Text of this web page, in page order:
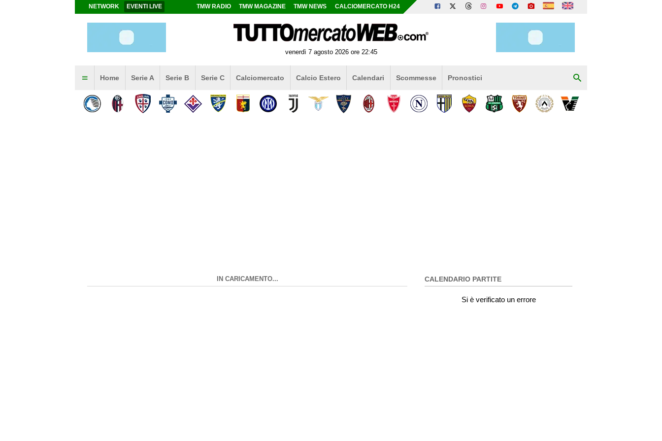
NETWORK EVENTI LIVE TMW RADIO TMW MAGAZINE TMW NEWS CALCIOMERCATO H24
venerdì 7 agosto 2026 ore 22:45
Home Serie A Serie B Serie C Calciomercato Calcio Estero Calendari Scommesse Pronostici
IN CARICAMENTO... CALENDARIO PARTITE
Si è verificato un errore